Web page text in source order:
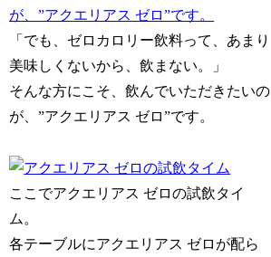
「でも、ゼロカロリー飲料って、あまり
美味しくないから、飲まない。」
そんな方にこそ、飲んでいただきたいの
が、”アクエリアス ゼロ”です。
ここでアクエリアス ゼロの試飲タイ
ム。
各テーブルにアクエリアス ゼロが配ら